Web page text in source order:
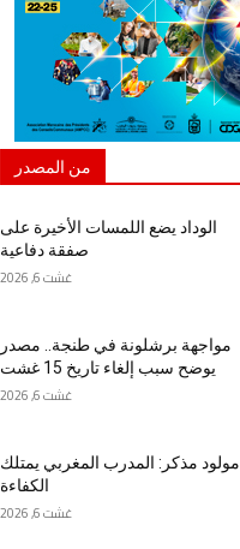
من المصدر
الوداد يضع اللمسات الأخيرة على
صفقة دفاعية
غشت 6, 2026
مواجهة برشلونة في طنجة.. مصدر
يوضح سبب إلغاء تاريخ 15 غشت
غشت 6, 2026
مولود مذكر: المدرب المغربي يمتلك
الكفاءة
غشت 6, 2026